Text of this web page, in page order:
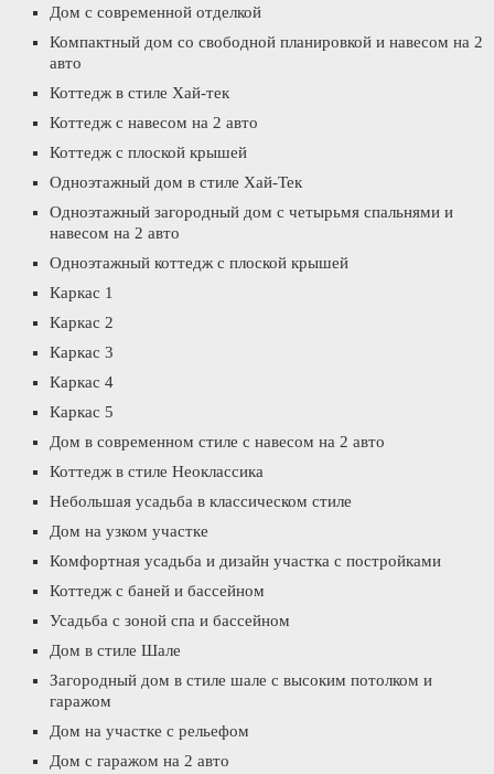
Дом с современной отделкой
Компактный дом со свободной планировкой и навесом на 2
авто
Коттедж в стиле Хай-тек
Коттедж с навесом на 2 авто
Коттедж с плоской крышей
Одноэтажный дом в стиле Хай-Тек
Одноэтажный загородный дом с четырьмя спальнями и
навесом на 2 авто
Одноэтажный коттедж с плоской крышей
Каркас 1
Каркас 2
Каркас 3
Каркас 4
Каркас 5
Дом в современном стиле с навесом на 2 авто
Коттедж в стиле Неоклассика
Небольшая усадьба в классическом стиле
Дом на узком участке
Комфортная усадьба и дизайн участка с постройками
Коттедж с баней и бассейном
Усадьба с зоной спа и бассейном
Дом в стиле Шале
Загородный дом в стиле шале с высоким потолком и
гаражом
Дом на участке с рельефом
Дом с гаражом на 2 авто